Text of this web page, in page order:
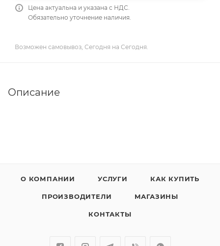
Цена актуальна и указана с НДС.
Обязательно уточнение наличия.
Возможен самовывоз, Сегодня на Сегодня.
Описание
О КОМПАНИИ УСЛУГИ КАК КУПИТЬ
ПРОИЗВОДИТЕЛИ МАГАЗИНЫ
КОНТАКТЫ